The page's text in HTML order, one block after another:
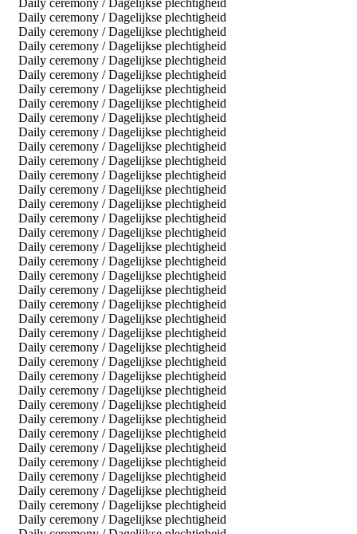
Daily ceremony / Dagelijkse plechtigheid
Daily ceremony / Dagelijkse plechtigheid
Daily ceremony / Dagelijkse plechtigheid
Daily ceremony / Dagelijkse plechtigheid
Daily ceremony / Dagelijkse plechtigheid
Daily ceremony / Dagelijkse plechtigheid
Daily ceremony / Dagelijkse plechtigheid
Daily ceremony / Dagelijkse plechtigheid
Daily ceremony / Dagelijkse plechtigheid
Daily ceremony / Dagelijkse plechtigheid
Daily ceremony / Dagelijkse plechtigheid
Daily ceremony / Dagelijkse plechtigheid
Daily ceremony / Dagelijkse plechtigheid
Daily ceremony / Dagelijkse plechtigheid
Daily ceremony / Dagelijkse plechtigheid
Daily ceremony / Dagelijkse plechtigheid
Daily ceremony / Dagelijkse plechtigheid
Daily ceremony / Dagelijkse plechtigheid
Daily ceremony / Dagelijkse plechtigheid
Daily ceremony / Dagelijkse plechtigheid
Daily ceremony / Dagelijkse plechtigheid
Daily ceremony / Dagelijkse plechtigheid
Daily ceremony / Dagelijkse plechtigheid
Daily ceremony / Dagelijkse plechtigheid
Daily ceremony / Dagelijkse plechtigheid
Daily ceremony / Dagelijkse plechtigheid
Daily ceremony / Dagelijkse plechtigheid
Daily ceremony / Dagelijkse plechtigheid
Daily ceremony / Dagelijkse plechtigheid
Daily ceremony / Dagelijkse plechtigheid
Daily ceremony / Dagelijkse plechtigheid
Daily ceremony / Dagelijkse plechtigheid
Daily ceremony / Dagelijkse plechtigheid
Daily ceremony / Dagelijkse plechtigheid
Daily ceremony / Dagelijkse plechtigheid
Daily ceremony / Dagelijkse plechtigheid